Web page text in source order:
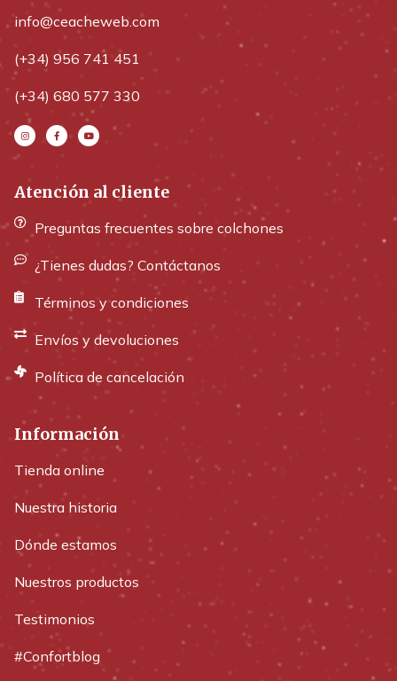
info@ceacheweb.com
(+34) 956 741 451
(+34) 680 577 330
Atención al cliente
Preguntas frecuentes sobre colchones
¿Tienes dudas? Contáctanos
Términos y condiciones
Envíos y devoluciones
Política de cancelación
Información
Tienda online
Nuestra historia
Dónde estamos
Nuestros productos
Testimonios
#Confortblog